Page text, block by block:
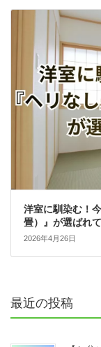
洋室に馴染む！
畳）』が選ばれ
2026年4月26日
最近の投稿